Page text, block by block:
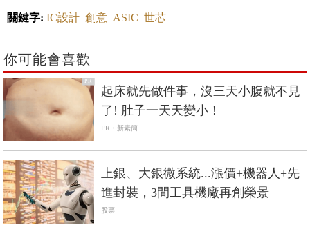
關鍵字: IC設計 創意 ASIC 世芯
你可能會喜歡
PR
起床就先做件事，沒三天小腹就不見
了! 肚子一天天變小！
PR・新素簡
上銀、大銀微系統...漲價+機器人+先
進封裝，3間工具機廠再創榮景
股票